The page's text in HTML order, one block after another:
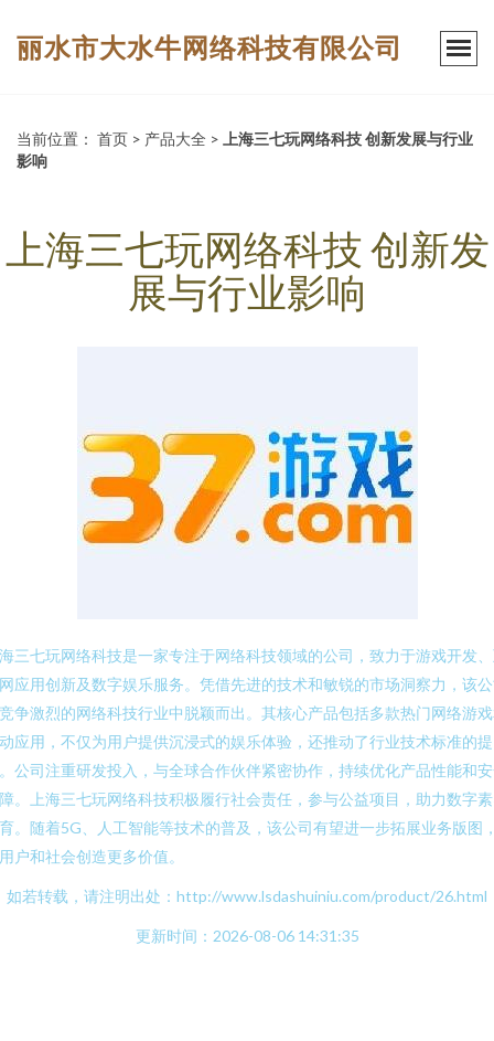
丽水市大水牛网络科技有限公司
当前位置： 首页 > 产品大全 >
上海三七玩网络科技 创新发展与行业
影响
上海三七玩网络科技 创新发
展与行业影响
三七玩网络科技是一家专注于网络科技领域的公司，致力于游戏开发
应用创新及数字娱乐服务。凭借先进的技术和敏锐的市场洞察力，该
争激烈的网络科技行业中脱颖而出。其核心产品包括多款热门网络游
应用，不仅为用户提供沉浸式的娱乐体验，还推动了行业技术标准的提
公司注重研发投入，与全球合作伙伴紧密协作，持续优化产品性能和
。上海三七玩网络科技积极履行社会责任，参与公益项目，助力数字
。随着5G、人工智能等技术的普及，该公司有望进一步拓展业务版图
户和社会创造更多价值。
如若转载，请注明出处：http://www.lsdashuiniu.com/product/26.html
更新时间：2026-08-06 14:31:35